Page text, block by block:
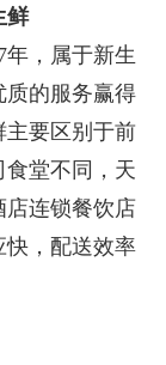
鲜
年，属于新生
质的服务赢得
主要区别于前
食堂不同，天
店连锁餐饮店
快，配送效率